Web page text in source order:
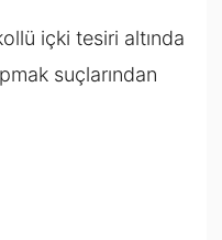
içki tesiri altında
suçlarından